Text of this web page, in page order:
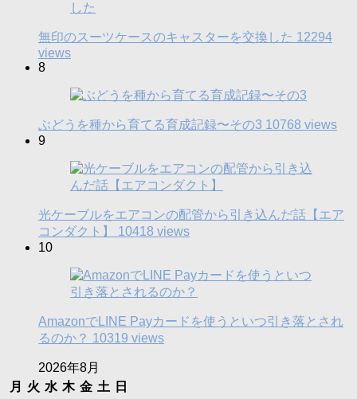
無印のスーツケースのキャスターを交換した 12294
views
8
ぶどうを種から育てる育成記録〜その3 10768 views
9
光ケーブルをエアコンの配管から引き込んだ話【エア
コンダクト】 10418 views
10
AmazonでLINE Payカードを使うといつ引き落とされ
るのか？ 10319 views
2026年8月
月
火 水 木 金 土
日